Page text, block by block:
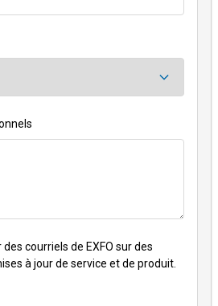
courriels de EXFO sur des
à jour de service et de produit.